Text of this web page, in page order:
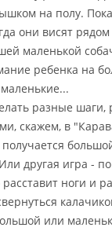
на полу.
они висят рядом
маленькой
ребенка на
разные
скажем, в
другая игра -
ноги и
или